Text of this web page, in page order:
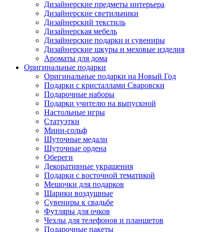
Дизайнерские предметы интерьера
Дизайнерские светильники
Дизайнерский текстиль
Дизайнерская мебель
Дизайнерские подарки и сувениры
Дизайнерские шкуры и меховые изделия
Ароматы для дома
Оригинальные подарки
Оригинальные подарки на Новый Год
Подарки с кристаллами Сваровски
Подарочные наборы
Подарки учителю на выпускной
Настольные игры
Статуэтки
Мини-гольф
Шуточные медали
Шуточные ордена
Обереги
Декоративные украшения
Подарки с восточной тематикой
Мешочки для подарков
Шарики воздушные
Сувениры к свадьбе
Футляры для очков
Чехлы для телефонов и планшетов
Подарочные пакеты